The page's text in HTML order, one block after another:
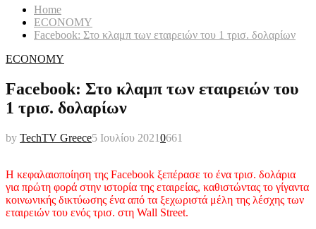
Home
ECONOMY
Facebook: Στο κλαμπ των εταιρειών του 1 τρισ. δολαρίων
ECONOMY
Facebook: Στο κλαμπ των εταιρειών του
1 τρισ. δολαρίων
by TechTV Greece5 Ιουλίου 20210661
Η κεφαλαιοποίηση της Facebook ξεπέρασε το ένα τρισ. δολάρια
για πρώτη φορά στην ιστορία της εταιρείας, καθιστώντας το γίγαντα
κοινωνικής δικτύωσης ένα από τα ξεχωριστά μέλη της λέσχης των
εταιρειών του ενός τρισ. στη Wall Street.